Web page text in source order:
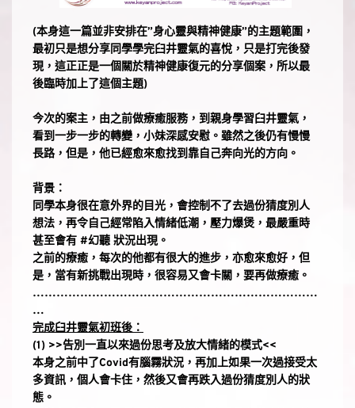
(本身這一篇並非安排在”身心靈與精神健康”的主題範圍，
最初只是想分享同學學完臼井靈氣的喜悅，只是打完後發
現，這正正是一個關於精神健康復元的分享個案，所以最
後臨時加上了這個主題)
今次的案主，由之前做療癒服務，到親身學習臼井靈氣，
看到一步一步的轉變，小妹深感安慰。雖然之後仍有慢慢
長路，但是，他已經愈來愈找到靠自己奔向光的方向。
背景：
同學本身很在意外界的目光，會控制不了去過份猜度別人
想法，再令自己經常陷入情緒低潮，壓力爆煲，最嚴重時
甚至會有 #幻聽 狀況出現。
之前的療癒，每次的他都有很大的進步，亦愈來愈好，但
是，當有新挑戰出現時，很容易又會卡關，要再做療癒。
………………………………………………………………
…
完成臼井靈氣初班後：
(1) >>告別一直以來過份思考及放大情緒的模式<<
本身之前中了Covid有腦霧狀況，再加上如果一次過接受太
多資訊，個人會卡住，然後又會再跌入過份猜度別人的狀
態。